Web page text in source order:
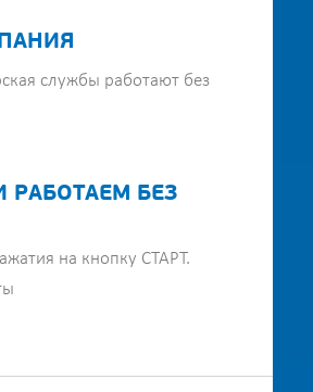
службы работают без
РАБОТАЕМ БЕЗ
на кнопку СТАРТ.